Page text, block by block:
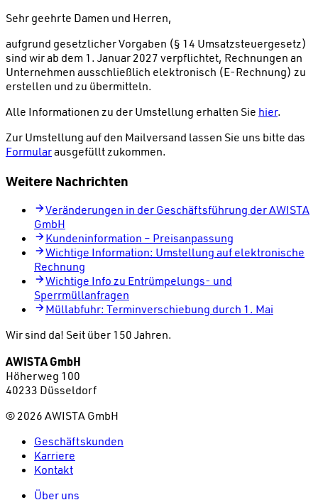
Sehr geehrte Damen und Herren,
aufgrund gesetzlicher Vorgaben (§ 14 Umsatzsteuergesetz)
sind wir ab dem 1. Januar 2027 verpflichtet, Rechnungen an
Unternehmen ausschließlich elektronisch (E-Rechnung) zu
erstellen und zu übermitteln.
Alle Informationen zu der Umstellung erhalten Sie hier.
Zur Umstellung auf den Mailversand lassen Sie uns bitte das
Formularausgefüllt zukommen.
Weitere Nachrichten
Veränderungen in der Geschäftsführung der AWISTA
GmbH
Kundeninformation – Preisanpassung
Wichtige Information: Umstellung auf elektronische
Rechnung
Wichtige Info zu Entrümpelungs- und
Sperrmüllanfragen
Müllabfuhr: Terminverschiebung durch 1. Mai
Wir sind da! Seit über 150 Jahren.
AWISTA GmbH
Höherweg 100
40233 Düsseldorf
©2026 AWISTA GmbH
Geschäftskunden
Karriere
Kontakt
Über uns